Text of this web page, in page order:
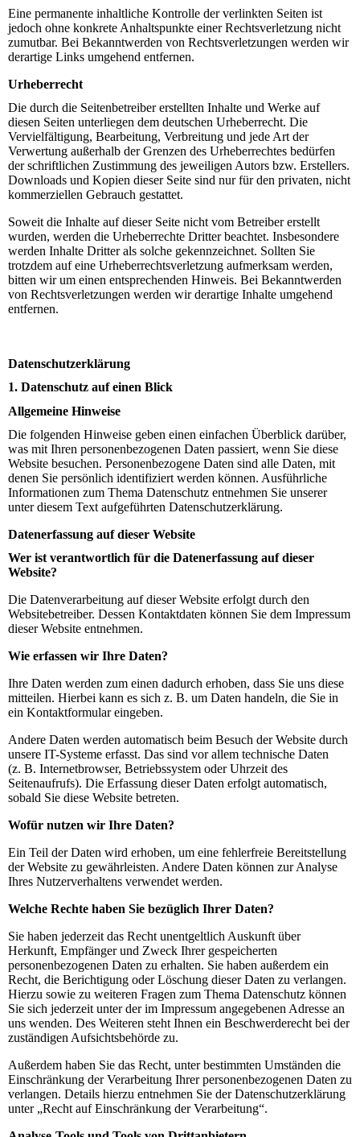
Eine permanente inhaltliche Kontrolle der verlinkten Seiten ist
jedoch ohne konkrete Anhaltspunkte einer Rechtsverletzung nicht
zumutbar. Bei Bekanntwerden von Rechtsverletzungen werden wir
derartige Links umgehend entfernen.
Urheberrecht
Die durch die Seitenbetreiber erstellten Inhalte und Werke auf
diesen Seiten unterliegen dem deutschen Urheberrecht. Die
Vervielfältigung, Bearbeitung, Verbreitung und jede Art der
Verwertung außerhalb der Grenzen des Urheberrechtes bedürfen
der schriftlichen Zustimmung des jeweiligen Autors bzw. Erstellers.
Downloads und Kopien dieser Seite sind nur für den privaten, nicht
kommerziellen Gebrauch gestattet.
Soweit die Inhalte auf dieser Seite nicht vom Betreiber erstellt
wurden, werden die Urheberrechte Dritter beachtet. Insbesondere
werden Inhalte Dritter als solche gekennzeichnet. Sollten Sie
trotzdem auf eine Urheberrechtsverletzung aufmerksam werden,
bitten wir um einen entsprechenden Hinweis. Bei Bekanntwerden
von Rechtsverletzungen werden wir derartige Inhalte umgehend
entfernen.
Datenschutzerklärung
1. Datenschutz auf einen Blick
Allgemeine Hinweise
Die folgenden Hinweise geben einen einfachen Überblick darüber,
was mit Ihren personenbezogenen Daten passiert, wenn Sie diese
Website besuchen. Personenbezogene Daten sind alle Daten, mit
denen Sie persönlich identifiziert werden können. Ausführliche
Informationen zum Thema Datenschutz entnehmen Sie unserer
unter diesem Text aufgeführten Datenschutzerklärung.
Datenerfassung auf dieser Website
Wer ist verantwortlich für die Datenerfassung auf dieser
Website?
Die Datenverarbeitung auf dieser Website erfolgt durch den
Websitebetreiber. Dessen Kontaktdaten können Sie dem Impressum
dieser Website entnehmen.
Wie erfassen wir Ihre Daten?
Ihre Daten werden zum einen dadurch erhoben, dass Sie uns diese
mitteilen. Hierbei kann es sich z. B. um Daten handeln, die Sie in
ein Kontaktformular eingeben.
Andere Daten werden automatisch beim Besuch der Website durch
unsere IT-Systeme erfasst. Das sind vor allem technische Daten
(z. B. Internetbrowser, Betriebssystem oder Uhrzeit des
Seitenaufrufs). Die Erfassung dieser Daten erfolgt automatisch,
sobald Sie diese Website betreten.
Wofür nutzen wir Ihre Daten?
Ein Teil der Daten wird erhoben, um eine fehlerfreie Bereitstellung
der Website zu gewährleisten. Andere Daten können zur Analyse
Ihres Nutzerverhaltens verwendet werden.
Welche Rechte haben Sie bezüglich Ihrer Daten?
Sie haben jederzeit das Recht unentgeltlich Auskunft über
Herkunft, Empfänger und Zweck Ihrer gespeicherten
personenbezogenen Daten zu erhalten. Sie haben außerdem ein
Recht, die Berichtigung oder Löschung dieser Daten zu verlangen.
Hierzu sowie zu weiteren Fragen zum Thema Datenschutz können
Sie sich jederzeit unter der im Impressum angegebenen Adresse an
uns wenden. Des Weiteren steht Ihnen ein Beschwerderecht bei der
zuständigen Aufsichtsbehörde zu.
Außerdem haben Sie das Recht, unter bestimmten Umständen die
Einschränkung der Verarbeitung Ihrer personenbezogenen Daten zu
verlangen. Details hierzu entnehmen Sie der Datenschutzerklärung
unter „Recht auf Einschränkung der Verarbeitung“.